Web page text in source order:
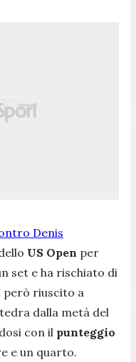
Denis
US Open per
set e ha rischiato di
però riuscito a
dalla metà del
con il punteggio
e un quarto.